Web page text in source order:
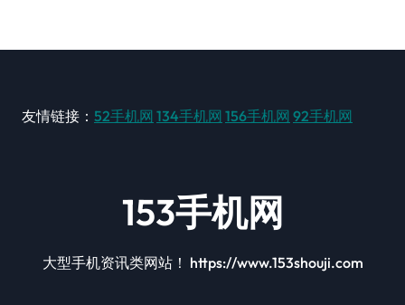
友情链接： 52手机网 134手机网 156手机网 92手机网
153手机网
大型手机资讯类网站！ https://www.153shouji.com